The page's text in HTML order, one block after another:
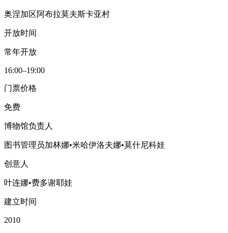
奥涅加区阿布拉莫夫斯卡亚村
开放时间
常年开放
16:00–19:00
门票价格
免费
博物馆负责人
图书管理员加林娜•米哈伊洛夫娜•莫什尼科娃
创意人
叶连娜•费多谢耶娃
建立时间
2010